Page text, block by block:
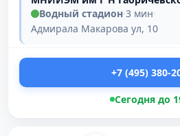
Водный стадион·3 мин·
Адмирала Макарова ул, 10
+7 (495) 380-
Сегодня до